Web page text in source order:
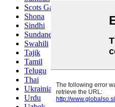
Scots Gaelic
Shona
Sindhi
Sundanese
Swahili
Tajik
Tamil
Telugu
Thai
Ukrainian
Urdu